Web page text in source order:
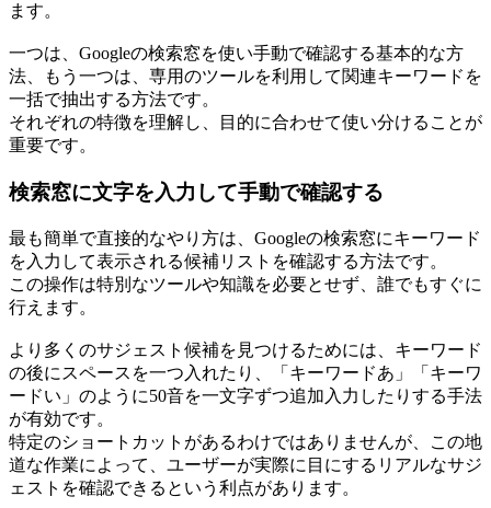
ます。
一つは、Googleの検索窓を使い手動で確認する基本的な方
法、もう一つは、専用のツールを利用して関連キーワードを
一括で抽出する方法です。
それぞれの特徴を理解し、目的に合わせて使い分けることが
重要です。
検索窓に文字を入力して手動で確認する
最も簡単で直接的なやり方は、Googleの検索窓にキーワード
を入力して表示される候補リストを確認する方法です。
この操作は特別なツールや知識を必要とせず、誰でもすぐに
行えます。
より多くのサジェスト候補を見つけるためには、キーワード
の後にスペースを一つ入れたり、「キーワードあ」「キーワ
ードい」のように50音を一文字ずつ追加入力したりする手法
が有効です。
特定のショートカットがあるわけではありませんが、この地
道な作業によって、ユーザーが実際に目にするリアルなサジ
ェストを確認できるという利点があります。